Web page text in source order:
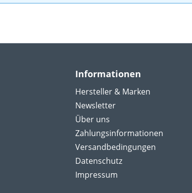
Informationen
Hersteller & Marken
Newsletter
Über uns
Zahlungsinformationen
Versandbedingungen
Datenschutz
Impressum